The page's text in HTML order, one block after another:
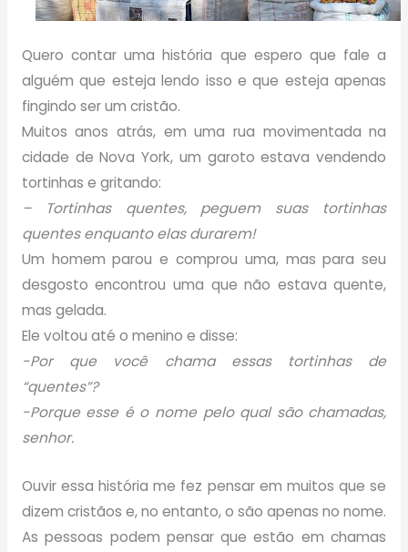
Quero contar uma história que espero que fale a
alguém que esteja lendo isso e que esteja apenas
fingindo ser um cristão.
Muitos anos atrás, em uma rua movimentada na
cidade de Nova York, um garoto estava vendendo
tortinhas e gritando:
– Tortinhas quentes, peguem suas tortinhas
quentes enquanto elas durarem!
Um homem parou e comprou uma, mas para seu
desgosto encontrou uma que não estava quente,
mas gelada.
Ele voltou até o menino e disse:
-Por que você chama essas tortinhas de
“quentes”?
-Porque esse é o nome pelo qual são chamadas,
senhor.
Ouvir essa história me fez pensar em muitos que se
dizem cristãos e, no entanto, o são apenas no nome.
As pessoas podem pensar que estão em chamas